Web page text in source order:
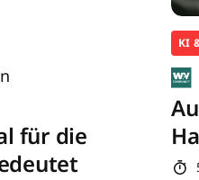
für die
KI